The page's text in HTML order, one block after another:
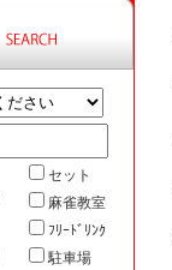
セット
麻雀教室
ﾌﾘｰﾄﾞﾘﾝｸ
駐車場